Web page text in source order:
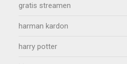
gratis streamen
harman kardon
harry potter